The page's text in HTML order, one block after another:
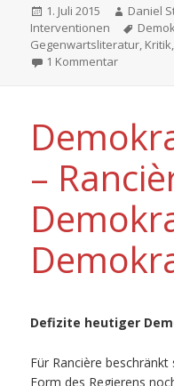
Veröffentlicht
am
1. Juli 2015 Autor
Daniel
Interventionen
Gegenwartsliteratur Kritik
1 Kommentarzu Zur
–
Defizite heutiger
Für Rancière
Form des Regierens